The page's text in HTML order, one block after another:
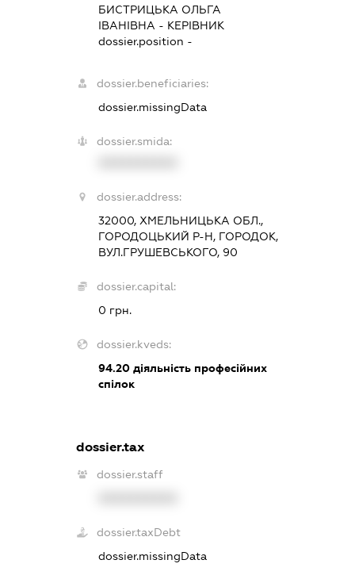
БИСТРИЦЬКА ОЛЬГА
ІВАНІВНА - КЕРІВНИК
dossier.position -
dossier.beneficiaries:
dossier.missingData
dossier.smida:
dossier.address:
32000, ХМЕЛЬНИЦЬКА ОБЛ.,
ГОРОДОЦЬКИЙ Р-Н, ГОРОДОК,
ВУЛ.ГРУШЕВСЬКОГО, 90
dossier.capital:
0 грн.
dossier.kveds:
94.20 діяльність професійних
спілок
dossier.tax
dossier.staff
dossier.taxDebt
dossier.missingData